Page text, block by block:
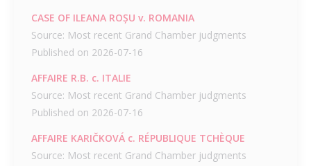
CASE OF ILEANA ROȘU v. ROMANIA
Source: Most recent Grand Chamber judgments
Published on 2026-07-16
AFFAIRE R.B. c. ITALIE
Source: Most recent Grand Chamber judgments
Published on 2026-07-16
AFFAIRE KARIČKOVÁ c. RÉPUBLIQUE TCHÈQUE
Source: Most recent Grand Chamber judgments